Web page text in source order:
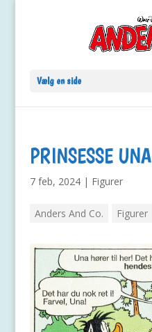
Vælg en side
PRINSESSE UNA
7 feb, 2024| Figurer
Anders And Co. Figurer